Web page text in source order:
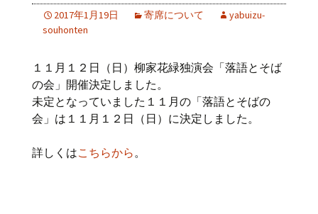
2017年1月19日 寄席について
yabuizu-
souhonten
１１月１２日（日）柳家花緑独演会「落語とそば
の会」開催決定しました。
未定となっていました１１月の「落語とそばの
会」は１１月１２日（日）に決定しました。
詳しくはこちらから。